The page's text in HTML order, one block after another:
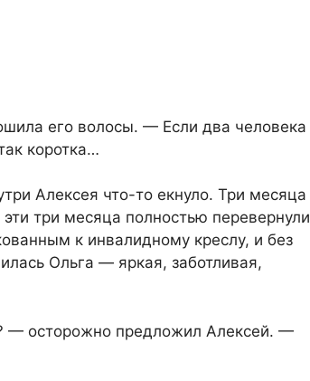
его волосы. — Если два человека
коротка…
Алексея что-то екнуло. Три месяца
три месяца полностью перевернули
к инвалидному креслу, и без
Ольга — яркая, заботливая,
— осторожно предложил Алексей. —